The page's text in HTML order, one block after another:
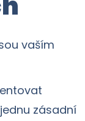
vaším
zásadní